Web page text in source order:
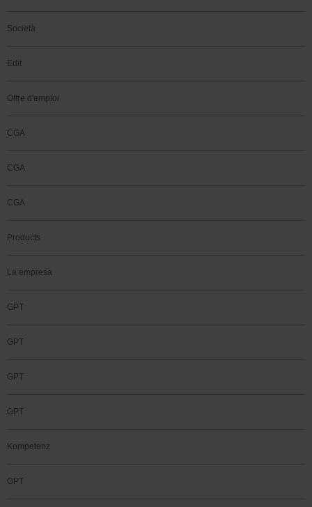
Società
Edit
Offre d'emploi
CGA
CGA
CGA
Products
La empresa
GPT
GPT
GPT
GPT
Kompetenz
GPT